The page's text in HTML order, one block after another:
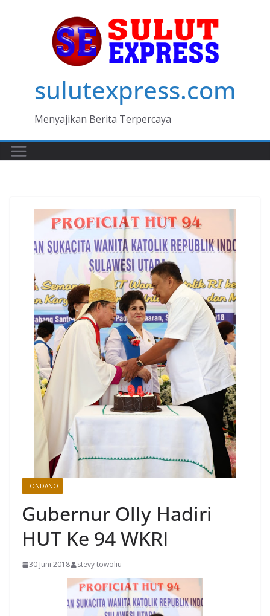
sulutexpress.com
Menyajikan Berita Terpercaya
TONDANO
Gubernur Olly Hadiri
HUT Ke 94 WKRI
30 Juni 2018 stevy towoliu